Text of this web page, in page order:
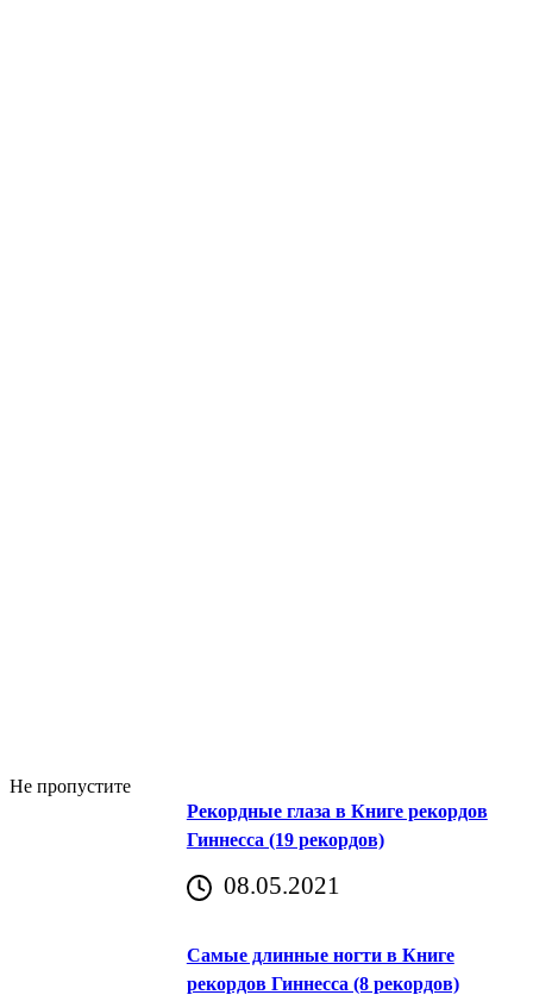
Не пропустите
Рекордные глаза в Книге рекордов
Гиннесса (19 рекордов)
08.05.2021
Самые длинные ногти в Книге
рекордов Гиннесса (8 рекордов)